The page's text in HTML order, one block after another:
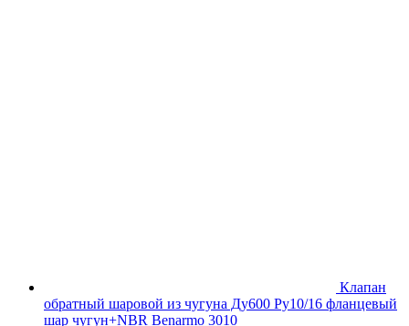
Клапан
обратный шаровой из чугуна Ду600 Ру10/16 фланцевый
шар чугун+NBR Benarmo 3010